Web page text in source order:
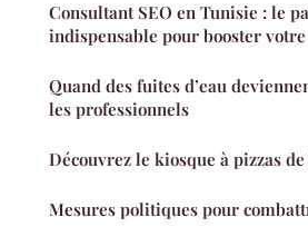
Consultant SEO en Tunisie : le
indispensable pour booster
Quand des fuites d’eau
les professionnels
Découvrez le kiosque à pizzas
Mesures politiques pour